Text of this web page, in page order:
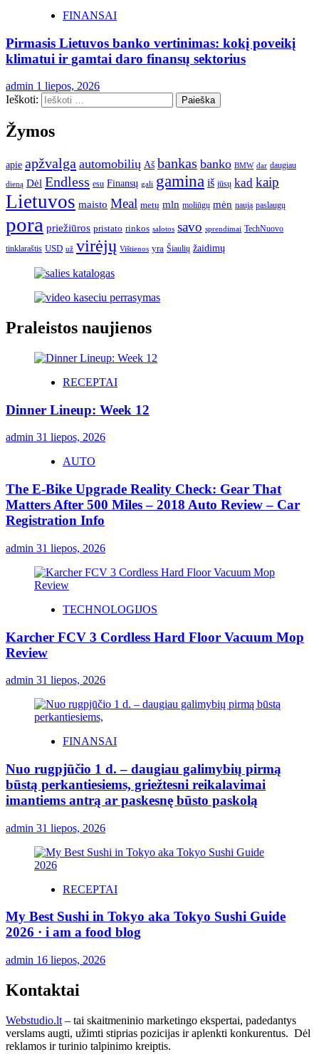
FINANSAI
Pirmasis Lietuvos banko vertinimas: kokį poveikį
klimatui ir gamtai daro finansų sektorius
admin 1 liepos, 2026
Ieškoti:
Žymos
apie apžvalga automobilių Aš bankas banko BMW dar daugiau
dieną Dėl Endless esu Finansų gali gamina iš jūsų kad kaip
Lietuvos maisto Meal metų mln moliūgų mėn naują paslaugų
pora priežiūros pristato rinkos salotos savo sprendimai TechNuovo
tinklaraštis USD už virėjų Vištienos yra Šiaulių žaidimų
Praleistos naujienos
RECEPTAI
Dinner Lineup: Week 12
admin 31 liepos, 2026
AUTO
The E-Bike Upgrade Reality Check: Gear That
Matters After 500 Miles – 2018 Auto Review – Car
Registration Info
admin 31 liepos, 2026
TECHNOLOGIJOS
Karcher FCV 3 Cordless Hard Floor Vacuum Mop
Review
admin 31 liepos, 2026
FINANSAI
Nuo rugpjūčio 1 d. – daugiau galimybių pirmą
būstą perkantiesiems, griežtesni reikalavimai
imantiems antrą ar paskesnę būsto paskolą
admin 31 liepos, 2026
RECEPTAI
My Best Sushi in Tokyo aka Tokyo Sushi Guide
2026 · i am a food blog
admin 16 liepos, 2026
Kontaktai
Webstudio.lt – tai skaitmeninio marketingo ekspertai, padedantys
verslams augti, užimti stiprias pozicijas ir aplenkti konkurentus. Dėl
reklamos ir turinio talpinimo kreiptis.